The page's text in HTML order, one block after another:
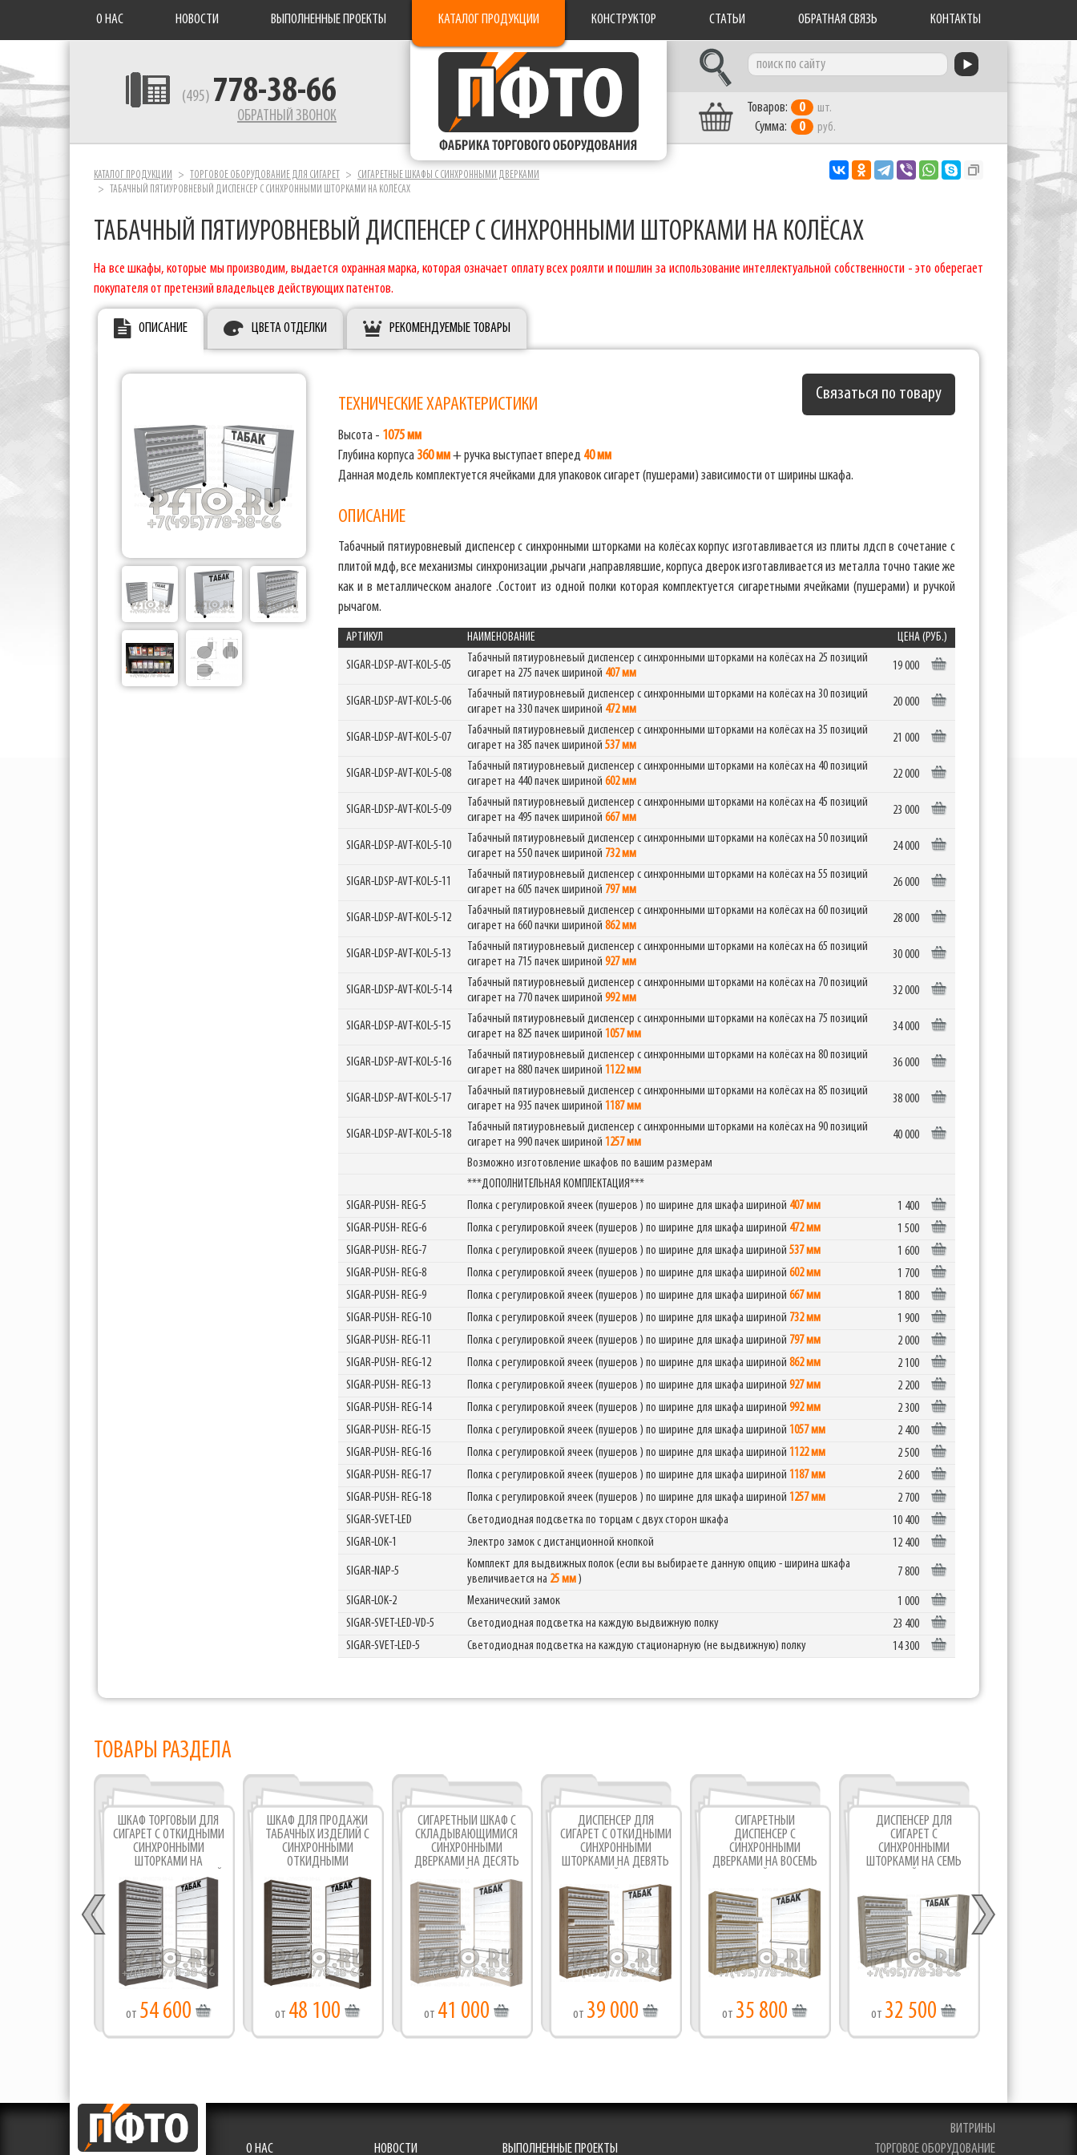
О НАС НОВОСТИ ВЫПОЛНЕННЫЕ ПРОЕКТЫ КАТАЛОГ ПРОДУКЦИИ КОНСТРУКТОР СТАТЬИ ОБРАТНАЯ СВЯЗЬ КОНТАКТЫ
(495) 778-38-66
ОБРАТНЫЙ ЗВОНОК
Фабрика торгового оборудования
Товаров: 0 шт.
Сумма: 0 руб.
КАТАЛОГ ПРОДУКЦИИ ТОРГОВОЕ ОБОРУДОВАНИЕ ДЛЯ СИГАРЕТ
СИГАРЕТНЫЕ ШКАФЫ C СИНХРОННЫМИ ДВЕРКАМИ
ТАБАЧНЫЙ ПЯТИУРОВНЕВЫЙ ДИСПЕНСЕР С СИНХРОННЫМИ ШТОРКАМИ НА КОЛЁСАХ
ТАБАЧНЫЙ ПЯТИУРОВНЕВЫЙ ДИСПЕНСЕР С СИНХРОННЫМИ ШТОРКАМИ НА КОЛЁСАХ
На все шкафы, которые мы производим, выдается охранная марка, которая означает оплату всех роялти и пошлин за использование интеллектуальной собственности - это оберегает
покупателя от претензий владельцев действующих патентов.
ОПИСАНИЕ ЦВЕТА ОТДЕЛКИ РЕКОМЕНДУЕМЫЕ ТОВАРЫ
Связаться по товару
ТЕХНИЧЕСКИЕ ХАРАКТЕРИСТИКИ
Высота - 1075 мм
Глубина корпуса 360 мм+ ручка выступает вперед 40 мм
Данная модель комплектуется ячейками для упаковок сигарет (пушерами) зависимости от ширины шкафа.
ОПИСАНИЕ
Табачный пятиуровневый диспенсер с синхронными шторками на колёсах корпус изготавливается из плиты лдсп в сочетание с
плитой мдф, все механизмы синхронизации ,рычаги ,направлявшие, корпуса дверок изготавливается из металла точно такие же
как и в металлическом аналоге .Состоит из одной полки которая комплектуется сигаретными ячейками (пушерами) и ручкой
рычагом.
АРТИКУЛ НАИМЕНОВАНИЕ ЦЕНА (РУБ.)
SIGAR-LDSP-AVT-KOL-5-05
Табачный пятиуровневый диспенсер с синхронными шторками на колёсах на 25 позиций
сигарет на 275 пачек шириной 407 мм
19 000
SIGAR-LDSP-AVT-KOL-5-06
Табачный пятиуровневый диспенсер с синхронными шторками на колёсах на 30 позиций
сигарет на 330 пачек шириной 472 мм
20 000
SIGAR-LDSP-AVT-KOL-5-07
Табачный пятиуровневый диспенсер с синхронными шторками на колёсах на 35 позиций
сигарет на 385 пачек шириной 537 мм
21 000
SIGAR-LDSP-AVT-KOL-5-08
Табачный пятиуровневый диспенсер с синхронными шторками на колёсах на 40 позиций
сигарет на 440 пачек шириной 602 мм
22 000
SIGAR-LDSP-AVT-KOL-5-09
Табачный пятиуровневый диспенсер с синхронными шторками на колёсах на 45 позиций
сигарет на 495 пачек шириной 667 мм
23 000
SIGAR-LDSP-AVT-KOL-5-10
Табачный пятиуровневый диспенсер с синхронными шторками на колёсах на 50 позиций
сигарет на 550 пачек шириной 732 мм
24 000
SIGAR-LDSP-AVT-KOL-5-11
Табачный пятиуровневый диспенсер с синхронными шторками на колёсах на 55 позиций
сигарет на 605 пачек шириной 797 мм
26 000
SIGAR-LDSP-AVT-KOL-5-12
Табачный пятиуровневый диспенсер с синхронными шторками на колёсах на 60 позиций
сигарет на 660 пачки шириной 862 мм
28 000
SIGAR-LDSP-AVT-KOL-5-13
Табачный пятиуровневый диспенсер с синхронными шторками на колёсах на 65 позиций
сигарет на 715 пачек шириной 927 мм
30 000
SIGAR-LDSP-AVT-KOL-5-14
Табачный пятиуровневый диспенсер с синхронными шторками на колёсах на 70 позиций
сигарет на 770 пачек шириной 992 мм
32 000
SIGAR-LDSP-AVT-KOL-5-15
Табачный пятиуровневый диспенсер с синхронными шторками на колёсах на 75 позиций
сигарет на 825 пачек шириной 1057 мм
34 000
SIGAR-LDSP-AVT-KOL-5-16
Табачный пятиуровневый диспенсер с синхронными шторками на колёсах на 80 позиций
сигарет на 880 пачек шириной 1122 мм
36 000
SIGAR-LDSP-AVT-KOL-5-17
Табачный пятиуровневый диспенсер с синхронными шторками на колёсах на 85 позиций
сигарет на 935 пачек шириной 1187 мм
38 000
SIGAR-LDSP-AVT-KOL-5-18
Табачный пятиуровневый диспенсер с синхронными шторками на колёсах на 90 позиций
сигарет на 990 пачек шириной 1257 мм
40 000
Возможно изготовление шкафов по вашим размерам
***ДОПОЛНИТЕЛЬНАЯ КОМПЛЕКТАЦИЯ***
SIGAR-PUSH- REG-5
Полка с регулировкой ячеек (пушеров ) по ширине для шкафа шириной 407 мм
1 400
SIGAR-PUSH- REG-6
Полка с регулировкой ячеек (пушеров ) по ширине для шкафа шириной 472 мм
1 500
SIGAR-PUSH- REG-7
Полка с регулировкой ячеек (пушеров ) по ширине для шкафа шириной 537 мм
1 600
SIGAR-PUSH- REG-8
Полка с регулировкой ячеек (пушеров ) по ширине для шкафа шириной 602 мм
1 700
SIGAR-PUSH- REG-9
Полка с регулировкой ячеек (пушеров ) по ширине для шкафа шириной 667 мм
1 800
SIGAR-PUSH- REG-10
Полка с регулировкой ячеек (пушеров ) по ширине для шкафа шириной 732 мм
1 900
SIGAR-PUSH- REG-11
Полка с регулировкой ячеек (пушеров ) по ширине для шкафа шириной 797 мм
2 000
SIGAR-PUSH- REG-12
Полка с регулировкой ячеек (пушеров ) по ширине для шкафа шириной 862 мм
2 100
SIGAR-PUSH- REG-13
Полка с регулировкой ячеек (пушеров ) по ширине для шкафа шириной 927 мм
2 200
SIGAR-PUSH- REG-14
Полка с регулировкой ячеек (пушеров ) по ширине для шкафа шириной 992 мм
2 300
SIGAR-PUSH- REG-15
Полка с регулировкой ячеек (пушеров ) по ширине для шкафа шириной 1057 мм
2 400
SIGAR-PUSH- REG-16
Полка с регулировкой ячеек (пушеров ) по ширине для шкафа шириной 1122 мм
2 500
SIGAR-PUSH- REG-17
Полка с регулировкой ячеек (пушеров ) по ширине для шкафа шириной 1187 мм
2 600
SIGAR-PUSH- REG-18
Полка с регулировкой ячеек (пушеров ) по ширине для шкафа шириной 1257 мм
2 700
SIGAR-SVET-LED
Светодиодная подсветка по торцам с двух сторон шкафа
10 400
SIGAR-LOK-1
Электро замок с дистанционной кнопкой 12 400
SIGAR-NAP-5
Комплект для выдвижных полок (если вы выбираете данную опцию - ширина шкафа
увеличивается на 25 мм)
7 800
SIGAR-LOK-2 Механический замок
1 000
SIGAR-SVET-LED-VD-5
Светодиодная подсветка на каждую выдвижную полку
23 400
SIGAR-SVET-LED-5
Светодиодная подсветка на каждую стационарную (не выдвижную) полку 14 300
ТОВАРЫ РАЗДЕЛА
ШКАФ ТОРГОВЫЙ ДЛЯ
СИГАРЕТ С ОТКИДНЫМИ
СИНХРОННЫМИ
ШТОРКАМИ НА
ДВЕНАДЦАТЬ УРОВНЕЙ
ПОЛОК
от 54 600
ШКАФ ДЛЯ ПРОДАЖИ
ТАБАЧНЫХ ИЗДЕЛИЙ С
СИНХРОННЫМИ
ОТКИДНЫМИ
ОДИННАДЦАТЬЮ
ПОЛКАМИ ПО ВЫСОТЕ
от 48 100
СИГАРЕТНЫЙ ШКАФ С
СКЛАДЫВАЮЩИМИСЯ
СИНХРОННЫМИ
ДВЕРКАМИ НА ДЕСЯТЬ
от 41 000
ДИСПЕНСЕР ДЛЯ
СИГАРЕТ С ОТКИДНЫМИ
СИНХРОННЫМИ
ШТОРКАМИ НА ДЕВЯТЬ
от 39 000
СИГАРЕТНЫЙ
ДИСПЕНСЕР С
СИНХРОННЫМИ
ДВЕРКАМИ НА ВОСЕМЬ
от 35 800
ДИСПЕНСЕР ДЛЯ
СИГАРЕТ С
СИНХРОННЫМИ
ШТОРКАМИ НА СЕМЬ
от 32 500
О НАС НОВОСТИ ВЫПОЛНЕННЫЕ ПРОЕКТЫ
ВИТРИНЫ
ТОРГОВОЕ ОБОРУДОВАНИЕ